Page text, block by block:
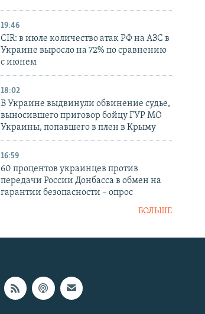
19:46
CIR: в июле количество атак РФ на АЗС в
Украине выросло на 72% по сравнению
с июнем
18:02
В Украине выдвинули обвинение судье,
выносившего приговор бойцу ГУР МО
Украины, попавшего в плен в Крыму
16:59
60 процентов украинцев против
передачи России Донбасса в обмен на
гарантии безопасности – опрос
БОЛЬШЕ